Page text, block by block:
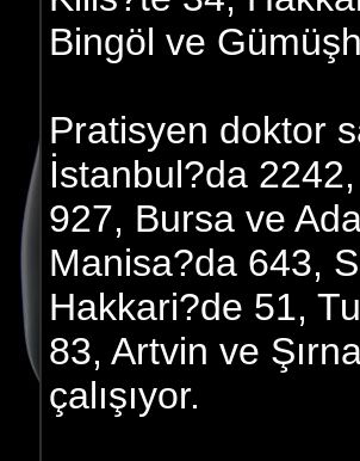
Bingöl ve
Pratisyen doktor
İstanbul?da
927, Bursa ve
Manisa?da 643,
Hakkari?de 51,
83, Artvin ve
çalışıyor.